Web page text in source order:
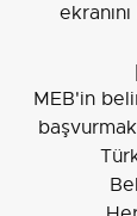
MEB'in